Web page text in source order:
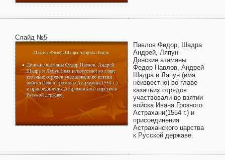
Слайд №5
Павлов Федор, Шадра
Андрей, Ляпун
Донские атаманы
Федор Павлов, Андрей
Шадра и Ляпун (имя
неизвестно) во главе
казачьих отрядов
участвовали во взятии
войска Ивана Грозного
Астрахани(1554 г.) и
присоединения
Астраханского царства
к Русской державе.